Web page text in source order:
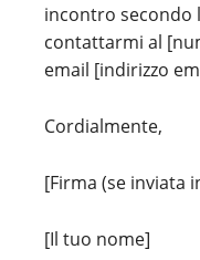
incontro secondo
contattarmi al
email [indirizzo
Cordialmente,
[Firma (se inviata
[Il tuo nome]